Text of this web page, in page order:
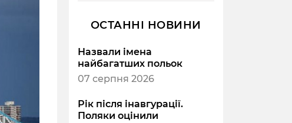
ОСТАННІ НОВИНИ
Назвали імена
найбагатших польок
07 серпня 2026
Рік після інавгурації.
Поляки оцінили